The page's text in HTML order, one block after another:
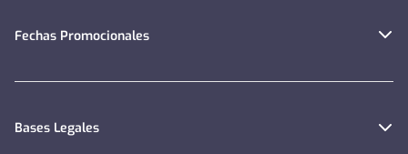
Fechas Promocionales
Bases Legales